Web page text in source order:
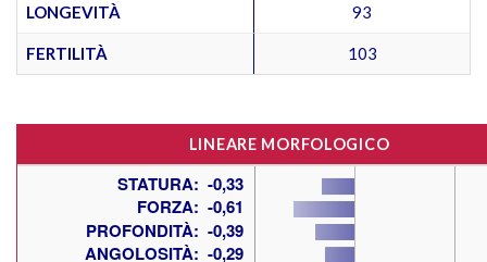
LONGEVITÀ 93
FERTILITÀ 103
LINEARE MORFOLOGICO